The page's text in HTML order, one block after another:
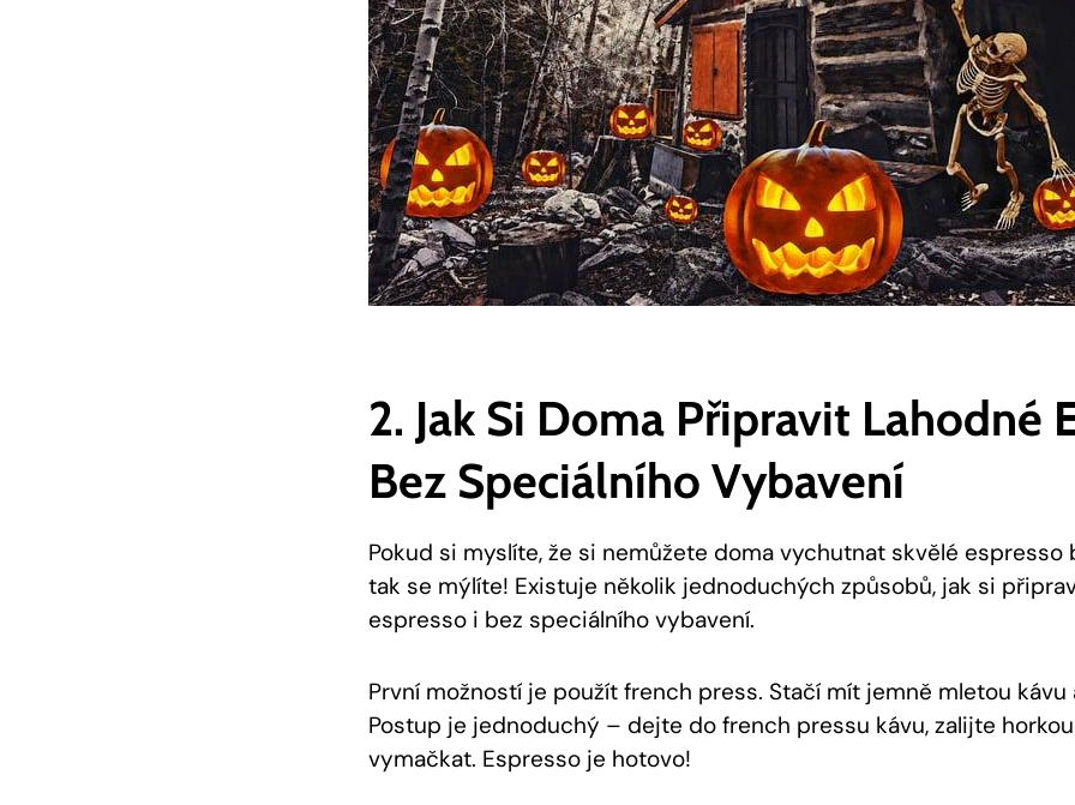
2. Jak Si ‌doma Připravit Lahodné
Bez Speciálního Vybavení
Pokud si myslíte, že si‌ nemůžete doma vychutnat​ skvělé espresso
tak se mýlíte! Existuje několik⁢ jednoduchých způsobů, jak si
espresso i‍ bez speciálního vybavení.
První možností je použít french ​press. Stačí mít ⁢jemně mletou kávu
Postup je jednoduchý – dejte do french pressu kávu, zalijte
vymačkat. Espresso je hotovo!